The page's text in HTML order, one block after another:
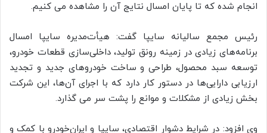
انجام شده که تا پایان امسال نتایج آن را مشاهده می کنیم.
رئیس مجمع سالیانه سایپا گفت: هیأت‌مدیره سایپا امسال
برنامه‌های زیادی در زمینه رونق تولید، داخلی‌سازی قطعات خودرو،
توسعه سبد محصول، طراحی و ساخت خودروهای جدید و تجدید
ارزیابی دارایی‌ها در دستور کار دارد که با اجرای آن‌ها، این شرکت
بخش زیادی از مشکلات و موانع را پشت سر می گذارد.
وی افزود: در شرایط دشوار اقتصادی، سایپا و ایران‌خودرو با کمک و